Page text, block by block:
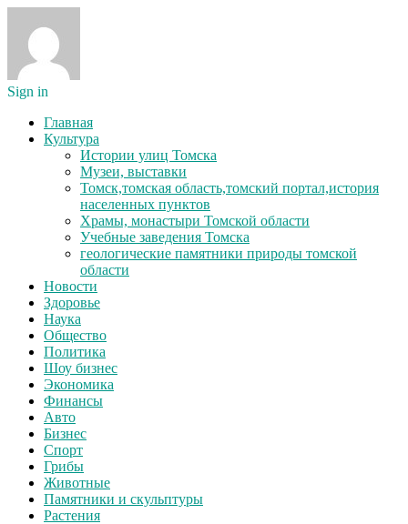
Sign in
Главная
Культура
Истории улиц Томска
Музеи, выставки
Томск,томская область,томский портал,история
населенных пунктов
Храмы, монастыри Томской области
Учебные заведения Томска
геологические памятники природы томской
области
Новости
Здоровье
Наука
Общество
Политика
Шоу бизнес
Экономика
Финансы
Авто
Бизнес
Спорт
Грибы
Животные
Памятники и скульптуры
Растения